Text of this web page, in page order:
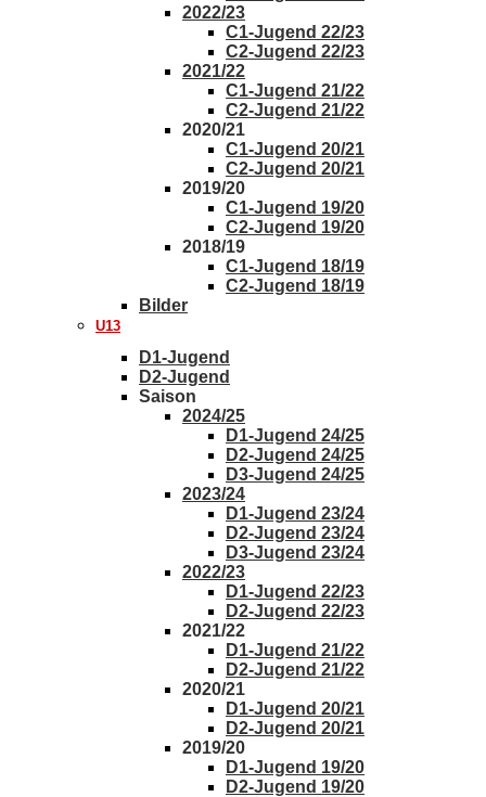
2022/23
C1-Jugend 22/23
C2-Jugend 22/23
2021/22
C1-Jugend 21/22
C2-Jugend 21/22
2020/21
C1-Jugend 20/21
C2-Jugend 20/21
2019/20
C1-Jugend 19/20
C2-Jugend 19/20
2018/19
C1-Jugend 18/19
C2-Jugend 18/19
Bilder
U13
D1-Jugend
D2-Jugend
Saison
2024/25
D1-Jugend 24/25
D2-Jugend 24/25
D3-Jugend 24/25
2023/24
D1-Jugend 23/24
D2-Jugend 23/24
D3-Jugend 23/24
2022/23
D1-Jugend 22/23
D2-Jugend 22/23
2021/22
D1-Jugend 21/22
D2-Jugend 21/22
2020/21
D1-Jugend 20/21
D2-Jugend 20/21
2019/20
D1-Jugend 19/20
D2-Jugend 19/20